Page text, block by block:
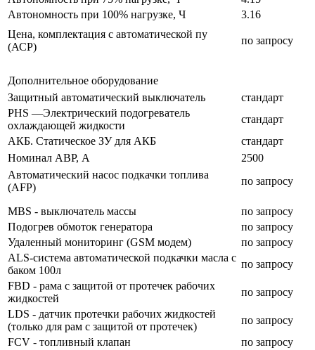
Автономность при 100% нагрузке, Ч
3.16
Цена, комплектация с автоматической пу
(АСР)
по запросу
Дополнительное оборудование
Защитный автоматический выключатель
стандарт
PHS —Электрический подогреватель
охлаждающей жидкости
стандарт
АКБ. Статическое ЗУ для АКБ
стандарт
Номинал АВР, А
2500
Автоматический насос подкачки топлива
(AFP)
по запросу
MBS - выключатель массы
по запросу
Подогрев обмоток генератора
по запросу
Удаленный мониторинг (GSM модем)
по запросу
ALS-система автоматической подкачки масла с
баком 100л
по запросу
FBD - рама с защитой от протечек рабочих
жидкостей
по запросу
LDS - датчик протечки рабочих жидкостей
(только для рам с защитой от протечек)
по запросу
FCV - топливный клапан
по запросу